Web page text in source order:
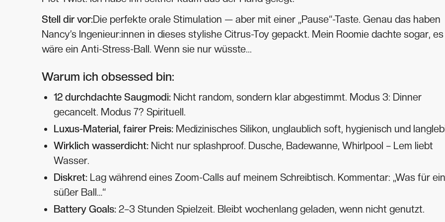
Stell dir vor:Die perfekte orale Stimulation — aber mit einer „Pause“-Taste. Genau das haben
Nancy’s Ingenieur:innen in dieses stylishe Citrus-Toy gepackt. Mein Roomie dachte sogar, es
wäre ein Anti-Stress-Ball. Wenn sie nur wüsste...
Warum ich obsessed bin:
12 durchdachte Saugmodi: Nicht random, sondern klar abgestimmt. Modus 3: Dinner
gecancelt. Modus 7? Spirituell.
Luxus-Material, fairer Preis: Medizinisches Silikon, unglaublich soft, hygienisch und
Wirklich wasserdicht: Nicht nur splashproof. Dusche, Badewanne, Whirlpool – Lem liebt
Wasser.
Diskret: Lag während eines Zoom-Calls auf meinem Schreibtisch. Kommentar: „Was für ein
süßer Ball…“
Battery Goals: 2–3 Stunden Spielzeit. Bleibt wochenlang geladen, wenn nicht genutzt.